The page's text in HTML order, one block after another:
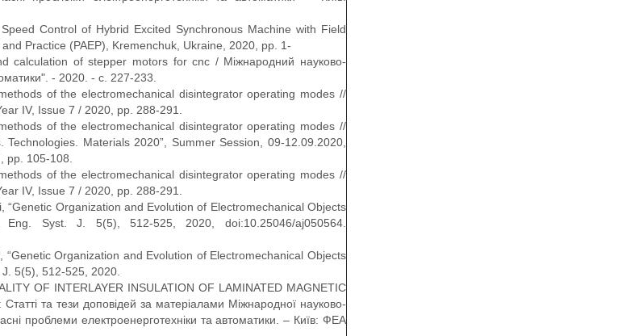
Control of Hybrid Excited Synchronous Machine with Field
Practice (PAEP), Kremenchuk, Ukraine, 2020, pp. 1-
calculation of stepper motors for cnc / Міжнародний науково-
- 2020. - c. 227-233.
of the electromechanical disintegrator operating modes //
IV, Issue 7 / 2020, pp. 288-291.
of the electromechanical disintegrator operating modes //
Materials 2020”, Summer Session, 09-12.09.2020,
pp. 105-108.
of the electromechanical disintegrator operating modes //
IV, Issue 7 / 2020, pp. 288-291.
“Genetic Organization and Evolution of Electromechanical Objects
Syst. J. 5(5), 512-525, 2020, doi:10.25046/aj050564.
Organization and Evolution of Electromechanical Objects
J. 5(5), 512-525, 2020.
OF INTERLAYER INSULATION OF LAMINATED MAGNETIC
та тези доповідей за матеріалами Міжнародної науково-
проблеми електроенерготехніки та автоматики. – Київ: ФЕА